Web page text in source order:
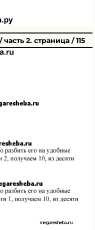
2. страница / 115